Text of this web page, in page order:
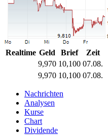
Realtime Geld Brief
Zeit
9,970 10,100 07.08.
9,970 10,100 07.08.
Nachrichten
Analysen
Kurse
Chart
Dividende